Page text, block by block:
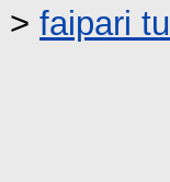
> faipari